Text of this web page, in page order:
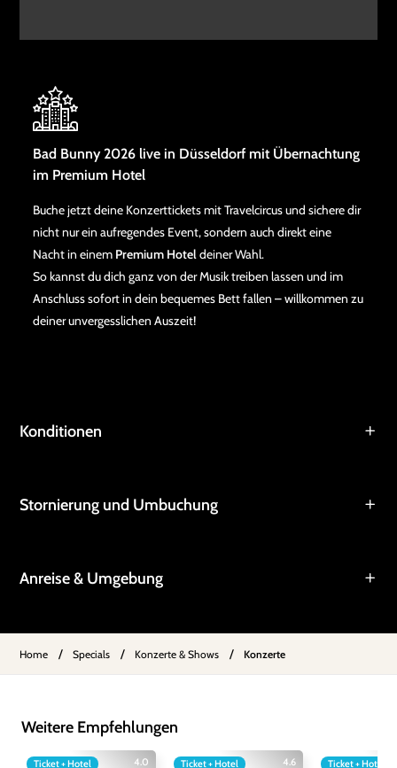
Bad Bunny 2026 live in Düsseldorf mit Übernachtung
im Premium Hotel
Buche jetzt deine Konzerttickets mit Travelcircus und sichere dir
nicht nur ein aufregendes Event, sondern auch direkt eine
Nacht in einem Premium Hoteldeiner Wahl.
So kannst du dich ganz von der Musik treiben lassen und im
Anschluss sofort in dein bequemes Bett fallen – willkommen zu
deiner unvergesslichen Auszeit!
Konditionen
Stornierung und Umbuchung
Anreise & Umgebung
Home / Specials / Konzerte & Shows / Konzerte
Weitere Empfehlungen
4.0
Ticket + Hotel 4.6
Ticket + Hotel Ticket + Hotel